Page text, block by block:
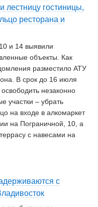
лестницу гостиницы,
ресторана и
и 14 выявили
объекты. Как
разместило АТУ
В срок до 16 июля
незаконно
участки – убрать
на входе в алкомаркет
на Пограничной, 10, а
с навесами на
с